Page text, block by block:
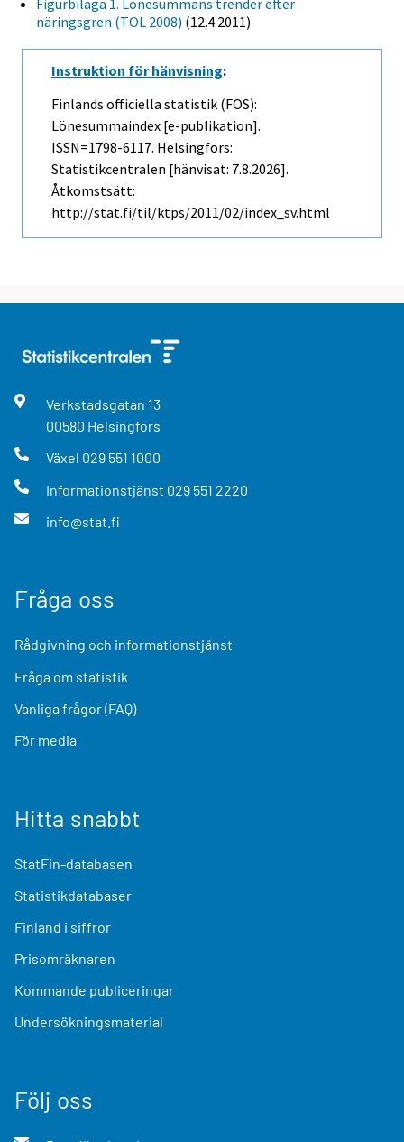
Figurbilaga 1. Lönesummans trender efter
näringsgren (TOL 2008) (12.4.2011)
Instruktion för hänvisning:
Finlands officiella statistik (FOS):
Lönesummaindex [e-publikation].
ISSN=1798-6117. Helsingfors:
Statistikcentralen [hänvisat: 7.8.2026].
Åtkomstsätt:
http://stat.fi/til/ktps/2011/02/index_sv.html
Verkstadsgatan 13
00580 Helsingfors
Växel 029 551 1000
Informationstjänst 029 551 2220
info@stat.fi
Fråga oss
Rådgivning och informationstjänst
Fråga om statistik
Vanliga frågor (FAQ)
För media
Hitta snabbt
StatFin-databasen
Statistikdatabaser
Finland i siffror
Prisomräknaren
Kommande publiceringar
Undersökningsmaterial
Följ oss